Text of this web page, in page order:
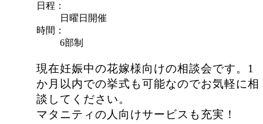
日程
日曜日開催
時間
6部制
現在妊娠中の花嫁様向けの相談会です。1
か月以内での挙式も可能なのでお気軽に相
談してください。
マタニティの人向けサービスも充実！